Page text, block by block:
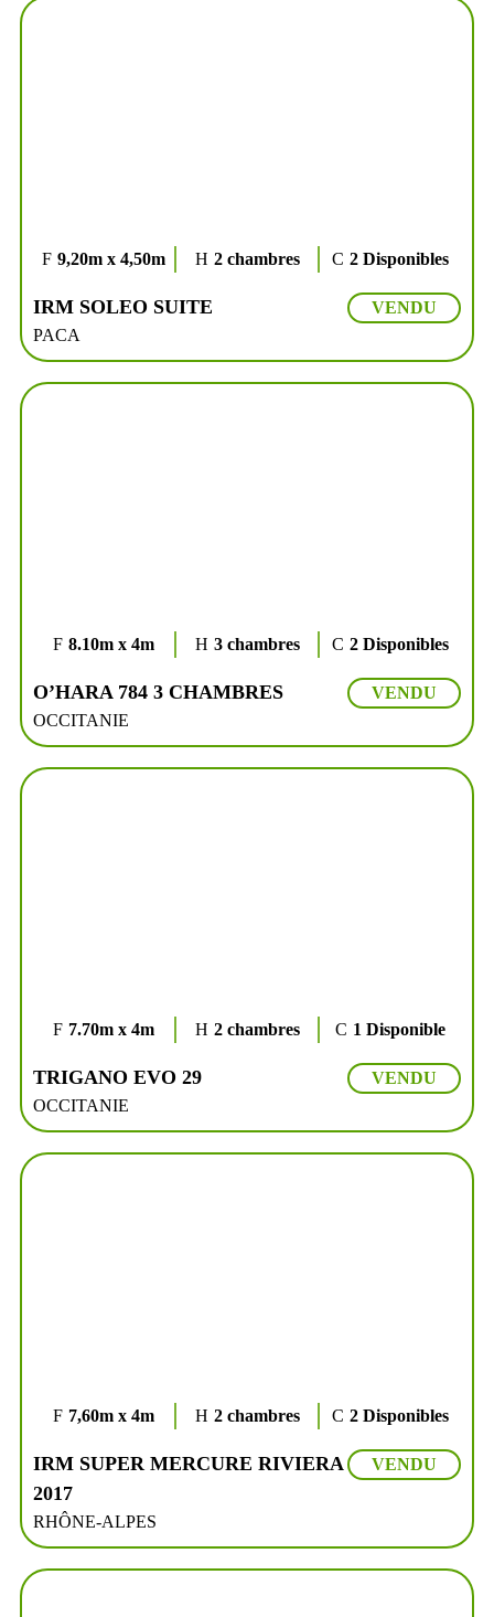
9,20m x 4,50m 2 chambres 2 Disponibles
IRM SOLEO SUITE
PACA
VENDU
8.10m x 4m 3 chambres 2 Disponibles
O’HARA 784 3 CHAMBRES
OCCITANIE
VENDU
7.70m x 4m 2 chambres 1 Disponible
TRIGANO EVO 29
OCCITANIE
VENDU
7,60m x 4m 2 chambres 2 Disponibles
IRM SUPER MERCURE RIVIERA
2017
RHÔNE-ALPES
VENDU